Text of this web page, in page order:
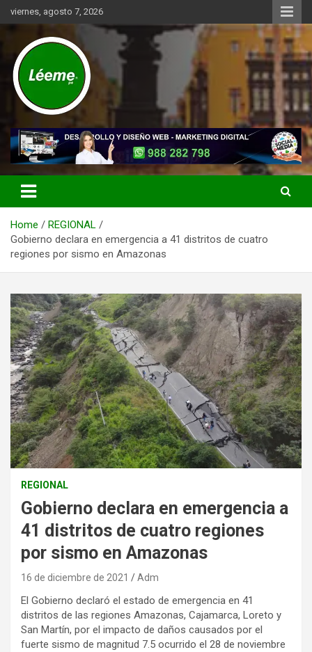
Skip
to
viernes, agosto 7, 2026
Léeme.pe
Noticias de actualidad del mundo distrital, vecinal, municipal y de
negocios a nivel de Lima Metropolitana, sin descuidar las noticias
de alcance nacional.
Home
REGIONAL
Gobierno declara en emergencia a 41 distritos de cuatro
regiones por sismo en Amazonas
REGIONAL
Gobierno declara en emergencia a
41 distritos de cuatro regiones
por sismo en Amazonas
16 de diciembre de 2021 Adm
El Gobierno declaró el estado de emergencia en 41
distritos de las regiones Amazonas, Cajamarca, Loreto y
San Martín, por el impacto de daños causados por el
fuerte sismo de magnitud 7.5 ocurrido el 28 de noviembre